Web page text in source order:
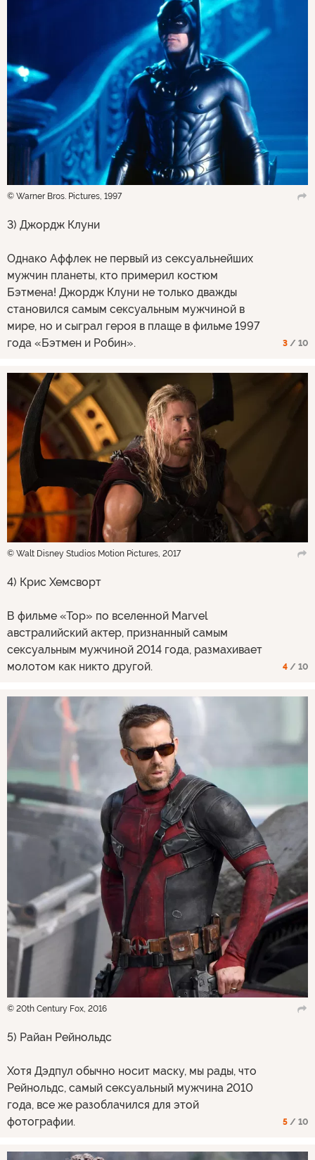
© Warner Bros. Pictures, 1997
3) Джордж Клуни
Однако Аффлек не первый из сексуальнейших
мужчин планеты, кто примерил костюм
Бэтмена! Джордж Клуни не только дважды
становился самым сексуальным мужчиной в
мире, но и сыграл героя в плаще в фильме 1997
года «Бэтмен и Робин».
3 / 10
© Walt Disney Studios Motion Pictures, 2017
4) Крис Хемсворт
В фильме «Тор» по вселенной Marvel
австралийский актер, признанный самым
сексуальным мужчиной 2014 года, размахивает
молотом как никто другой.
4 / 10
© 20th Century Fox, 2016
5) Райан Рейнольдс
Хотя Дэдпул обычно носит маску, мы рады, что
Рейнольдс, самый сексуальный мужчина 2010
года, все же разоблачился для этой
фотографии.
5 / 10